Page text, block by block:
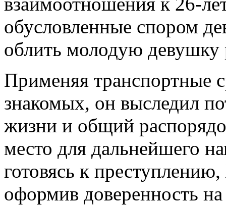
обусловленные спором
облить молодую девушку
Применяя транспортные
знакомых, он выследил
жизни и общий
место для дальнейшего
готовясь к
оформив доверенность